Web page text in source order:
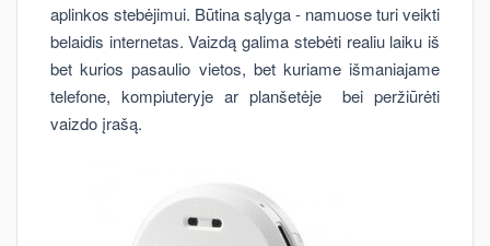
aplinkos stebėjimui. Būtina sąlyga - namuose turi veikti
belaidis internetas. Vaizdą galima stebėti realiu laiku iš
bet kurios pasaulio vietos, bet kuriame išmaniajame
telefone, kompiuteryje ar planšetėje bei peržiūrėti
vaizdo įrašą.